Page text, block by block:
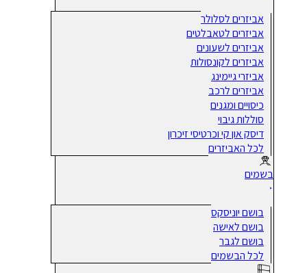
אביזרים לסלולר
אביזרים לטאבלטים
אביזרים לשעונים
אביזרים לקונסולות
אביזרי גיימינג
אביזרים לרכב
כיסויים ומגנים
סוללות גיבוי
דיסק און קי וכרטיסי זיכרון
לכל האביזרים
בשמים
בושם יוניסקס
בושם לאישה
בושם לגבר
לכל הבשמים